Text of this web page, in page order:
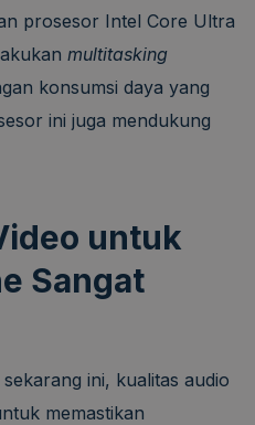
prosesor Intel Core Ultra
multitasking
konsumsi daya yang
ini juga mendukung
untuk
Sangat
ini, kualitas audio
memastikan